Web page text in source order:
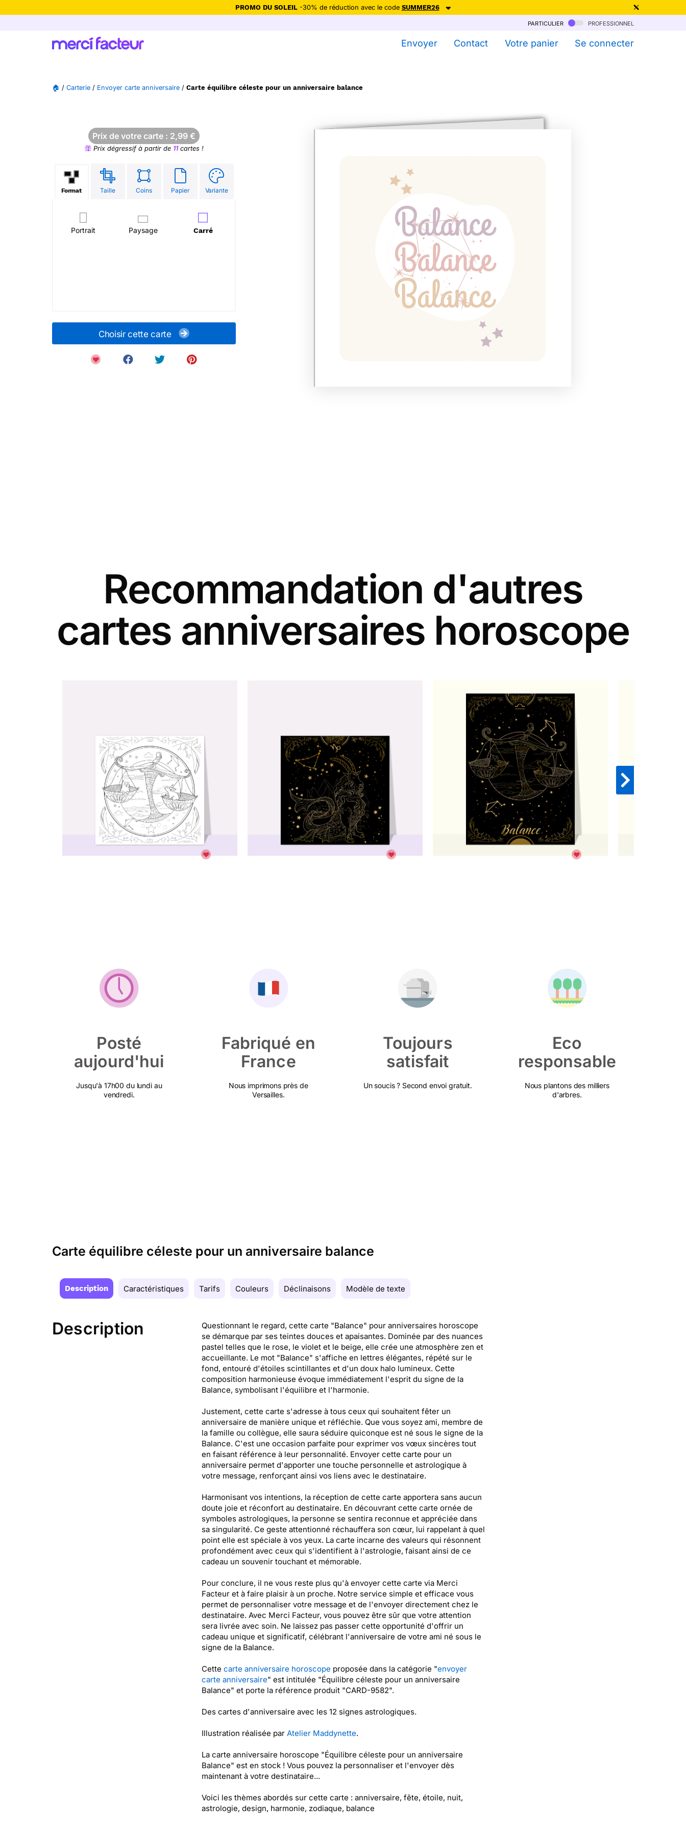
PROMO DU SOLEIL-30% de réduction avec le code SUMMER26
Ne plus afficher
particulier professionnel
Envoyer Contact Votre panier Se connecter
🏠 / Carterie / Envoyer carte anniversaire / Carte équilibre céleste pour un anniversaire balance
Prix de votre carte : 2,99 €
Prix dégressif à partir de 11cartes !
Format Taille Coins Papier Variante
Portrait Paysage Carré
Choisir cette carte
Recommandation d'autres
cartes anniversaires horoscope
Posté
aujourd'hui
Jusqu'à 17h00 du lundi au
vendredi.
Fabriqué en
France
Nous imprimons près de
Versailles.
Toujours
satisfait
Un soucis ? Second envoi gratuit.
Eco
responsable
Nous plantons des milliers
d'arbres.
Carte équilibre céleste pour un anniversaire balance
Description Caractéristiques Tarifs Couleurs Déclinaisons Modèle de texte
Description
Questionnant le regard, cette carte "Balance" pour anniversaires horoscope
se démarque par ses teintes douces et apaisantes. Dominée par des nuances
pastel telles que le rose, le violet et le beige, elle crée une atmosphère zen et
accueillante. Le mot "Balance" s'affiche en lettres élégantes, répété sur le
fond, entouré d'étoiles scintillantes et d'un doux halo lumineux. Cette
composition harmonieuse évoque immédiatement l'esprit du signe de la
Balance, symbolisant l'équilibre et l'harmonie.
Justement, cette carte s'adresse à tous ceux qui souhaitent fêter un
anniversaire de manière unique et réfléchie. Que vous soyez ami, membre de
la famille ou collègue, elle saura séduire quiconque est né sous le signe de la
Balance. C'est une occasion parfaite pour exprimer vos vœux sincères tout
en faisant référence à leur personnalité. Envoyer cette carte pour un
anniversaire permet d'apporter une touche personnelle et astrologique à
votre message, renforçant ainsi vos liens avec le destinataire.
Harmonisant vos intentions, la réception de cette carte apportera sans aucun
doute joie et réconfort au destinataire. En découvrant cette carte ornée de
symboles astrologiques, la personne se sentira reconnue et appréciée dans
sa singularité. Ce geste attentionné réchauffera son cœur, lui rappelant à quel
point elle est spéciale à vos yeux. La carte incarne des valeurs qui résonnent
profondément avec ceux qui s'identifient à l'astrologie, faisant ainsi de ce
cadeau un souvenir touchant et mémorable.
Pour conclure, il ne vous reste plus qu'à envoyer cette carte via Merci
Facteur et à faire plaisir à un proche. Notre service simple et efficace vous
permet de personnaliser votre message et de l'envoyer directement chez le
destinataire. Avec Merci Facteur, vous pouvez être sûr que votre attention
sera livrée avec soin. Ne laissez pas passer cette opportunité d'offrir un
cadeau unique et significatif, célébrant l'anniversaire de votre ami né sous le
signe de la Balance.
Cette carte anniversaire horoscope proposée dans la catégorie "envoyer
carte anniversaire" est intitulée "Équilibre céleste pour un anniversaire
Balance" et porte la référence produit "CARD-9582".
Des cartes d'anniversaire avec les 12 signes astrologiques.
Illustration réalisée par Atelier Maddynette.
La carte anniversaire horoscope "Équilibre céleste pour un anniversaire
Balance" est en stock ! Vous pouvez la personnaliser et l'envoyer dès
maintenant à votre destinataire...
Voici les thèmes abordés sur cette carte : anniversaire, fête, étoile, nuit,
astrologie, design, harmonie, zodiaque, balance